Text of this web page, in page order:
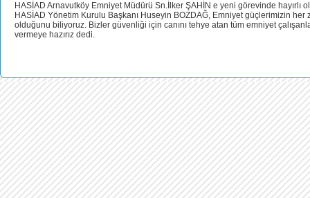
HASİAD Arnavutköy Emniyet Müdürü Sn.İlker ŞAHİN e yeni görevinde hayırlı
HASİAD Yönetim Kurulu Başkanı Huseyin BOZDAĞ, Emniyet güçlerimizin her
olduğunu biliyoruz. Bizler güvenliği için canını tehye atan tüm emniyet
vermeye hazırız dedi.